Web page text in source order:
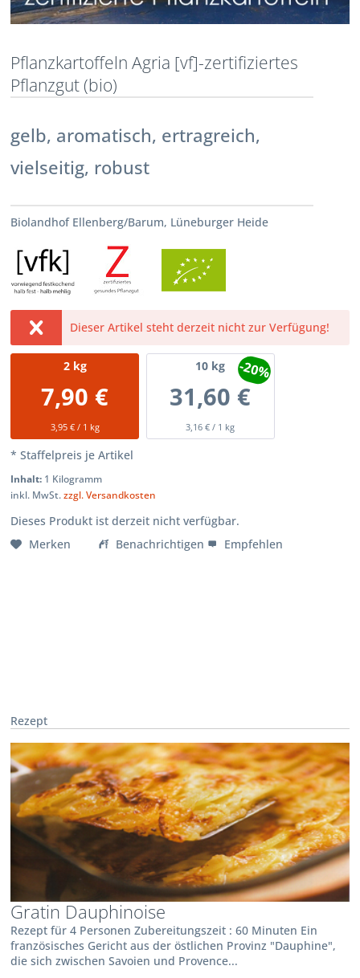
Pflanzkartoffeln Agria [vf]-zertifiziertes
Pflanzgut (bio)
gelb, aromatisch, ertragreich,
vielseitig, robust
Biolandhof Ellenberg/Barum, Lüneburger Heide
Dieser Artikel steht derzeit nicht zur Verfügung!
2kg
7,90 €
3,95 € / 1 kg
10 kg
31,60 €
3,16 € / 1 kg
-20%
* Staffelpreis je Artikel
Inhalt: 1 Kilogramm
inkl. MwSt.zzgl. Versandkosten
Dieses Produkt ist derzeit nicht verfügbar.
Merken
Benachrichtigen Empfehlen
Rezept
Gratin Dauphinoise
Rezept für 4 Personen Zubereitungszeit : 60 Minuten Ein
französisches Gericht aus der östlichen Provinz "Dauphine",
die sich zwischen Savoien und Provence...